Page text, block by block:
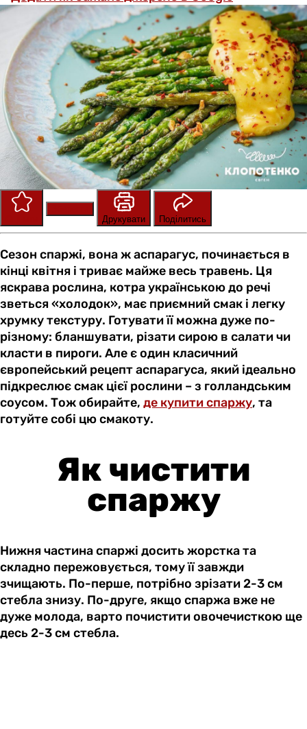
Друкувати
Поділитись
Сезон спаржі, вона ж аспарагус, починається в
кінці квітня і триває майже весь травень. Ця
яскрава рослина, котра українською до речі
зветься «холодок», має приємний смак і легку
хрумку текстуру. Готувати її можна дуже по-
різному: бланшувати, різати сирою в салати чи
класти в пироги. Але є один класичний
європейський рецепт аспарагуса, який ідеально
підкреслює смак цієї рослини – з голландським
соусом. Тож обирайте, де купити спаржу, та
готуйте собі цю смакоту.
Як чистити
спаржу
Нижня частина спаржі досить жорстка та
складно пережовується, тому її завжди
зчищають. По-перше, потрібно зрізати 2-3 см
стебла знизу. По-друге, якщо спаржа вже не
дуже молода, варто почистити овочечисткою ще
десь 2-3 см стебла.